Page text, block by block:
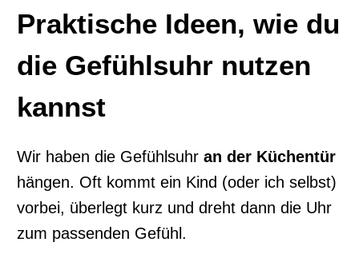
Praktische Ideen, wie du
die Gefühlsuhr nutzen
kannst
Wir haben die Gefühlsuhr an der Küchentür
hängen. Oft kommt ein Kind (oder ich selbst)
vorbei, überlegt kurz und dreht dann die Uhr
zum passenden Gefühl.